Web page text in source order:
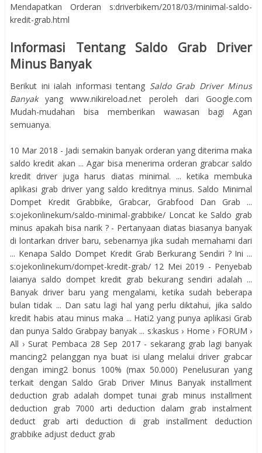
Mendapatkan Orderan s:driverbikem/2018/03/minimal-saldo-
kredit-grab.html
Informasi Tentang Saldo Grab Driver
Minus Banyak
Berikut ini ialah informasi tentang Saldo Grab Driver Minus
Banyakyang www.nikireload.net peroleh dari Google.com
Mudah-mudahan bisa memberikan wawasan bagi Agan
semuanya.
10 Mar 2018 - Jadi semakin banyak orderan yang diterima maka
saldo kredit akan ... Agar bisa menerima orderan grabcar saldo
kredit driver juga harus diatas minimal. ... ketika membuka
aplikasi grab driver yang saldo kreditnya minus. Saldo Minimal
Dompet Kredit Grabbike, Grabcar, Grabfood Dan Grab ...
s:ojekonlinekum/saldo-minimal-grabbike/ Loncat ke Saldo grab
minus apakah bisa narik ? - Pertanyaan diatas biasanya banyak
di lontarkan driver baru, sebenarnya jika sudah memahami dari
... Kenapa Saldo Dompet Kredit Grab Berkurang Sendiri ? Ini ...
s:ojekonlinekum/dompet-kredit-grab/ 12 Mei 2019 - Penyebab
laianya saldo dompet kredit grab bekurang sendiri adalah ...
Banyak driver baru yang mengalami, ketika sudah beberapa
bulan tidak ... Dan satu lagi hal yang perlu diktahui, jika saldo
kredit habis atau minus maka ... Hati2 yang punya aplikasi Grab
dan punya Saldo Grabpay banyak ... s:kaskus › Home › FORUM ›
All › Surat Pembaca 28 Sep 2017 - sekarang grab lagi banyak
mancing2 pelanggan nya buat isi ulang melalui driver grabcar
dengan iming2 bonus 100% (max 50.000) Penelusuran yang
terkait dengan Saldo Grab Driver Minus Banyak installment
deduction grab adalah dompet tunai grab minus installment
deduction grab 7000 arti deduction dalam grab instalment
deduct grab arti deduction di grab installment deduction
grabbike adjust deduct grab